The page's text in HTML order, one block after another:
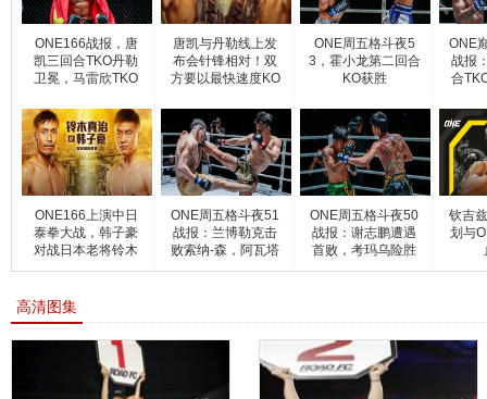
ONE166战报，唐
凯三回合TKO丹勒
卫冕，马雷欣TKO
唐凯与丹勒线上发
布会针锋相对！双
方要以最快速度KO
ONE周五格斗夜5
3，霍小龙第二回合
KO获胜
ONE
战报
合
ONE166上演中日
泰拳大战，韩子豪
对战日本老将铃木
真治
ONE周五格斗夜51
战报：兰博勒克击
败索纳-森，阿瓦塔
KO卡
ONE周五格斗夜50
战报：谢志鹏遭遇
首败，考玛乌险胜
育普
钦吉
划与
高清图集